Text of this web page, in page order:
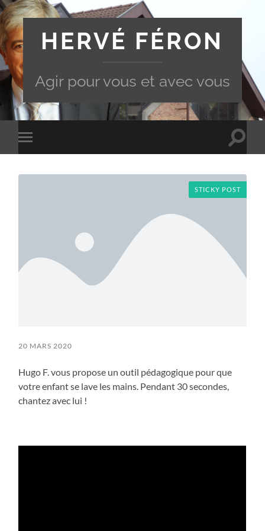
HERVÉ FÉRON
Agir pour vous et avec vous
Toggle
mobile
Toggle
STICKY POST
20 MARS 2020
Hugo F. vous propose un outil pédagogique pour que
votre enfant se lave les mains. Pendant 30 secondes,
chantez avec lui !